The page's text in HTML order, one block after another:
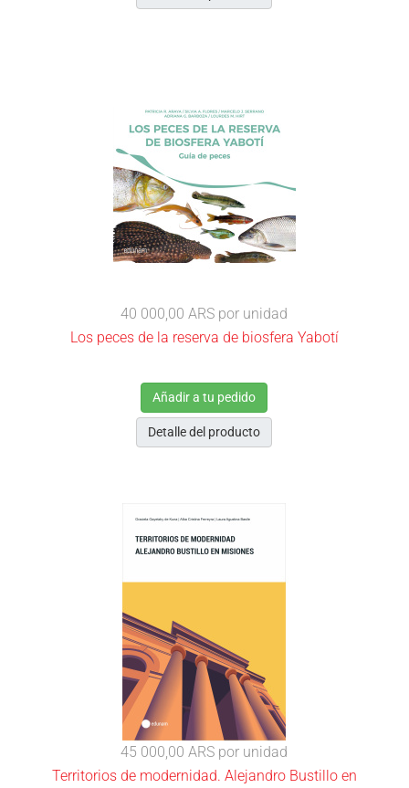
40 000,00 ARS por unidad
Los peces de la reserva de biosfera Yabotí
Añadir a tu pedido
Detalle del producto
45 000,00 ARS por unidad
Territorios de modernidad. Alejandro Bustillo en